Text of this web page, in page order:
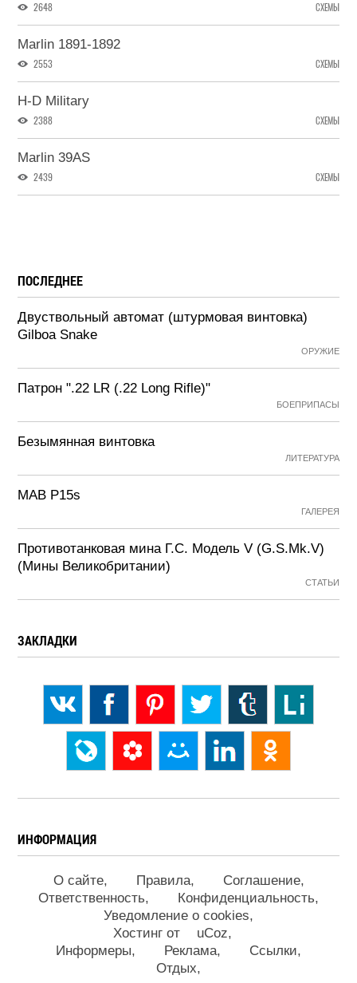
2648 СХЕМЫ
Marlin 1891-1892
2553 СХЕМЫ
H-D Military
2388 СХЕМЫ
Marlin 39AS
2439 СХЕМЫ
ПОСЛЕДНЕЕ
Двуствольный автомат (штурмовая винтовка)
Gilboa Snake
ОРУЖИЕ
Патрон ".22 LR (.22 Long Rifle)"
БОЕПРИПАСЫ
Безымянная винтовка
ЛИТЕРАТУРА
MAB P15s
ГАЛЕРЕЯ
Противотанковая мина Г.С. Модель V (G.S.Mk.V)
(Мины Великобритании)
СТАТЬИ
ЗАКЛАДКИ
ИНФОРМАЦИЯ
О сайте Правила
Соглашение
Ответственность
Конфиденциальность
Уведомление о cookies
Хостинг от
uCoz
Информеры
Реклама
Ссылки
Отдых